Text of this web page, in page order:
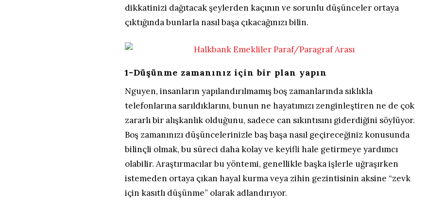
dikkatinizi dağıtacak şeylerden kaçının ve sorunlu düşünceler ortaya
çıktığında bunlarla nasıl başa çıkacağınızı bilin.
1-Düşünme zamanınız için bir plan yapın
Nguyen, insanların yapılandırılmamış boş zamanlarında sıklıkla
telefonlarına sarıldıklarını, bunun ne hayatımızı zenginleştiren ne de çok
zararlı bir alışkanlık olduğunu, sadece can sıkıntısını giderdiğini söylüyor.
Boş zamanınızı düşüncelerinizle baş başa nasıl geçireceğiniz konusunda
bilinçli olmak, bu süreci daha kolay ve keyifli hale getirmeye yardımcı
olabilir. Araştırmacılar bu yöntemi, genellikle başka işlerle uğraşırken
istemeden ortaya çıkan hayal kurma veya zihin gezintisinin aksine “zevk
için kasıtlı düşünme” olarak adlandırıyor.